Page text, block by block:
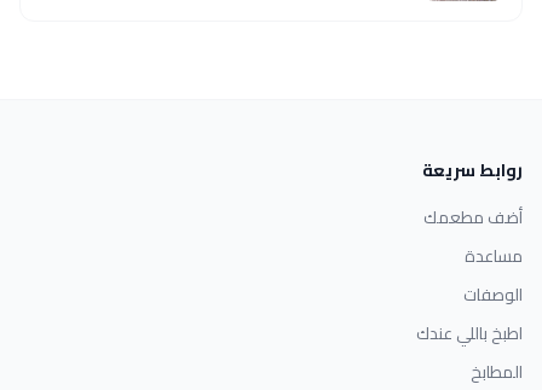
روابط سريعة
أضف مطعمك
مساعدة
الوصفات
اطبخ باللي عندك
المطابخ